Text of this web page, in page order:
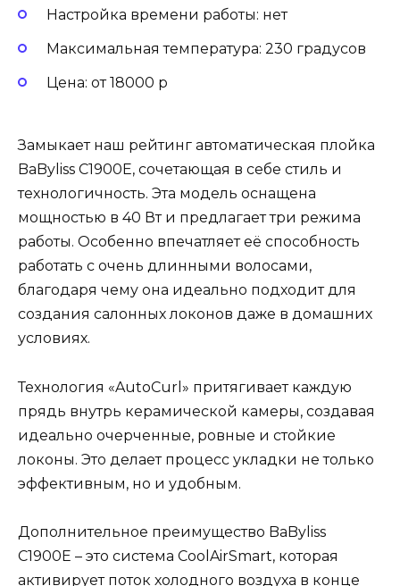
Настройка времени работы: нет
Максимальная температура: 230 градусов
Цена: от 18000 р
Замыкает наш рейтинг автоматическая плойка
BaByliss C1900E, сочетающая в себе стиль и
технологичность. Эта модель оснащена
мощностью в 40 Вт и предлагает три режима
работы. Особенно впечатляет её способность
работать с очень длинными волосами,
благодаря чему она идеально подходит для
создания салонных локонов даже в домашних
условиях.
Технология «AutoCurl» притягивает каждую
прядь внутрь керамической камеры, создавая
идеально очерченные, ровные и стойкие
локоны. Это делает процесс укладки не только
эффективным, но и удобным.
Дополнительное преимущество BaByliss
C1900E – это система CoolAirSmart, которая
активирует поток холодного воздуха в конце